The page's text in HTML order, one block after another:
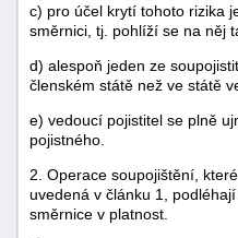
c) pro účel krytí tohoto rizika
směrnici, tj. pohlíží se na něj
d) alespoň jeden ze
členském státě než ve státě
e) vedoucí pojistitel se plně
pojistného.
2. Operace soupojištění,
uvedená v článku 1,
směrnice v platnost.